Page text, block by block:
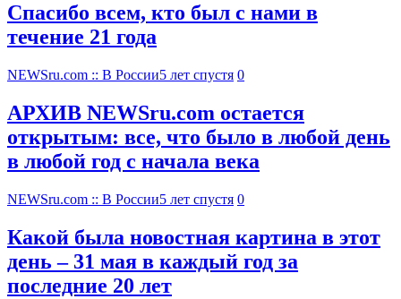
Спасибо всем, кто был с нами в
течение 21 года
NEWSru.com :: В России5 лет спустя 0
АРХИВ NEWSru.com остается
открытым: все, что было в любой день
в любой год с начала века
NEWSru.com :: В России5 лет спустя 0
Какой была новостная картина в этот
день – 31 мая в каждый год за
последние 20 лет